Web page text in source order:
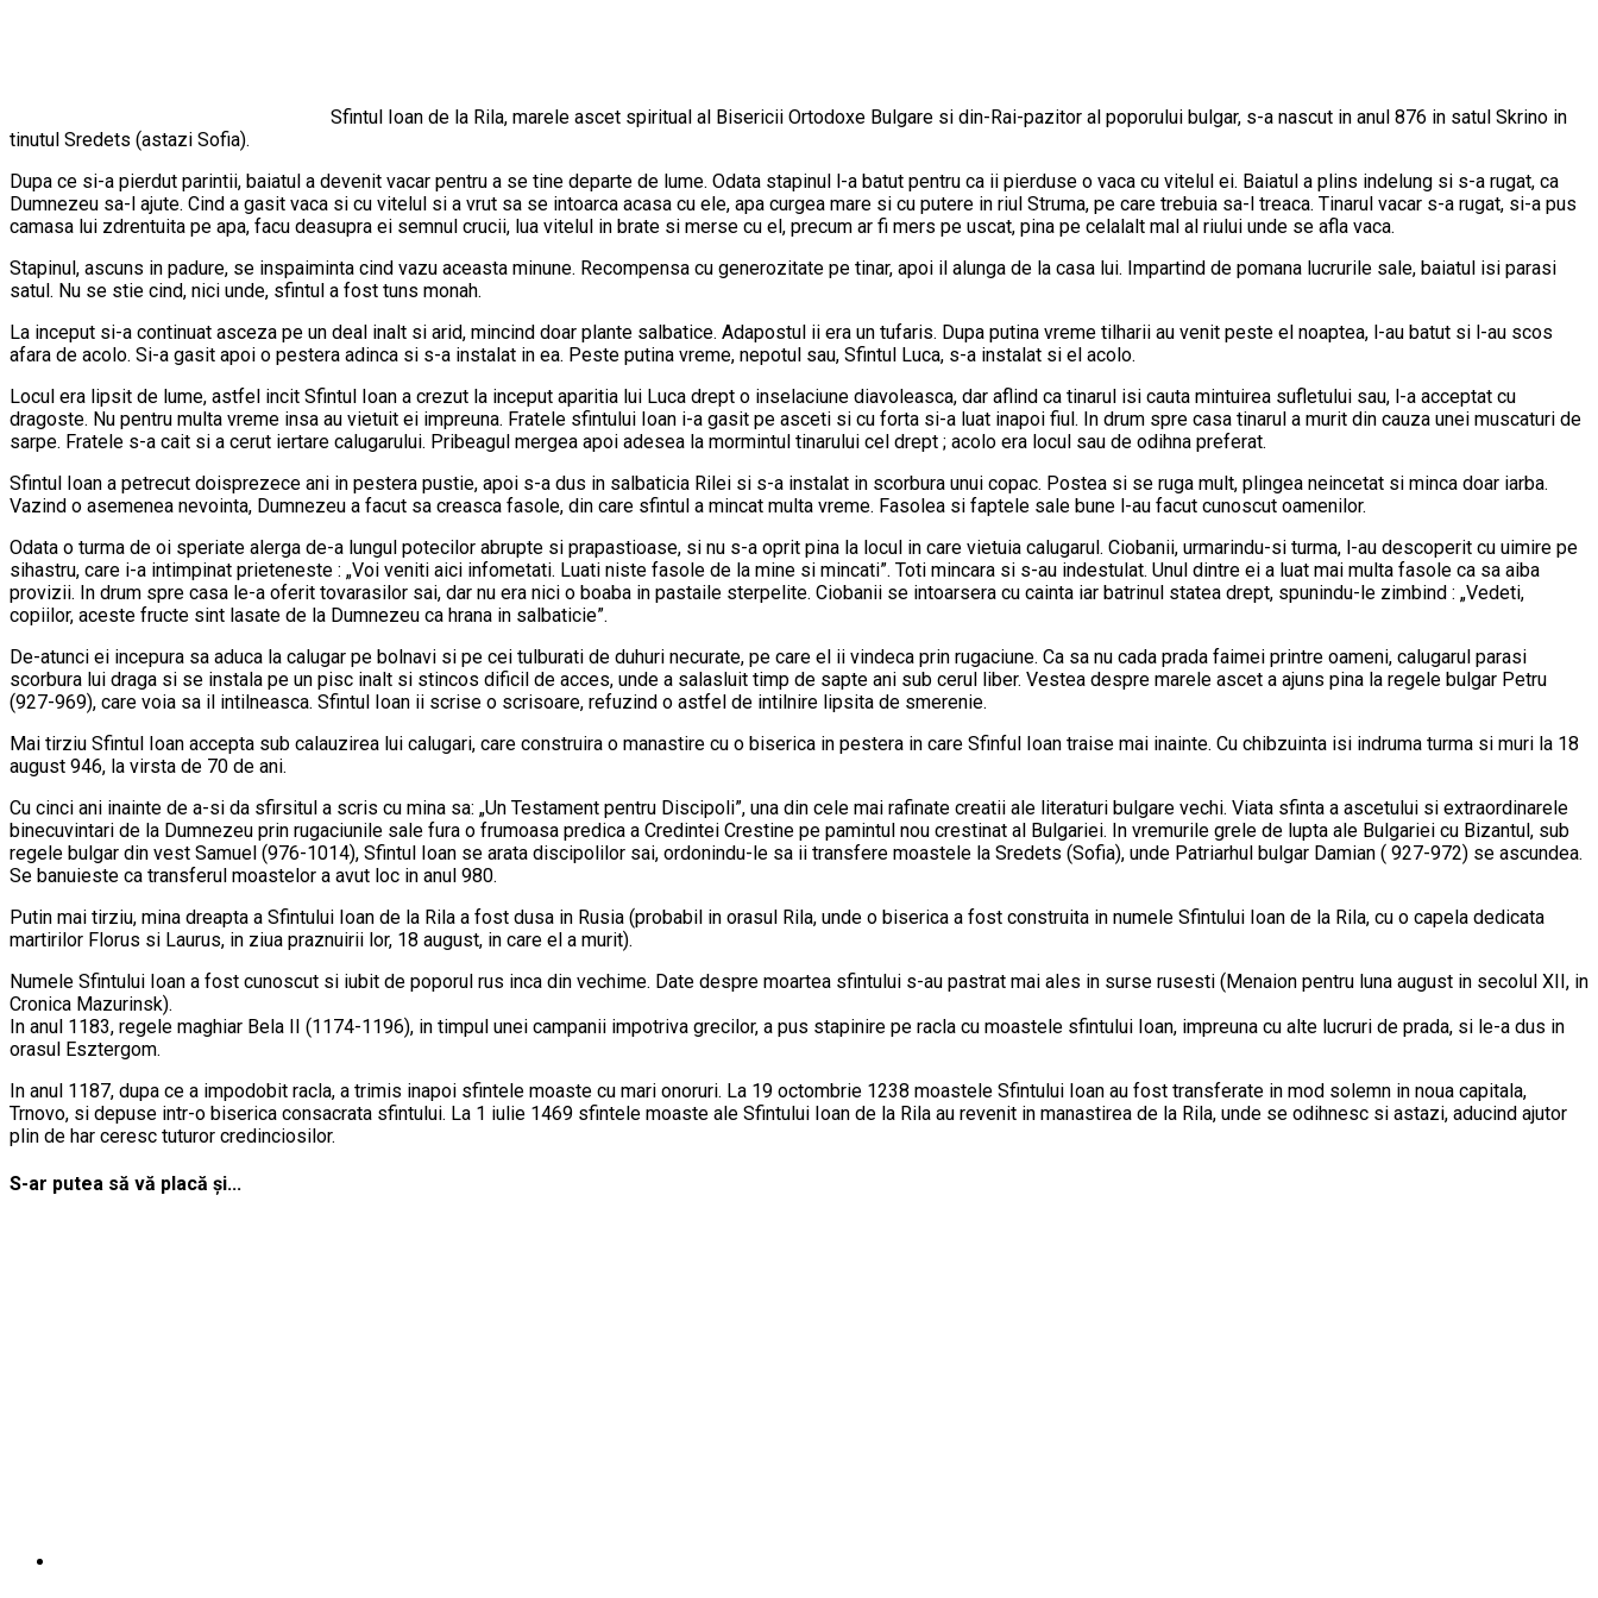
Sfintul Ioan de la Rila, marele ascet spiritual al Bisericii Ortodoxe Bulgare si din-Rai-pazitor al poporului bulgar, s-a nascut in anul 876 in satul Skrino in
tinutul Sredets (astazi Sofia).
Dupa ce si-a pierdut parintii, baiatul a devenit vacar pentru a se tine departe de lume. Odata stapinul l-a batut pentru ca ii pierduse o vaca cu vitelul ei. Baiatul a plins indelung si s-a rugat, ca
Dumnezeu sa-l ajute. Cind a gasit vaca si cu vitelul si a vrut sa se intoarca acasa cu ele, apa curgea mare si cu putere in riul Struma, pe care trebuia sa-l treaca. Tinarul vacar s-a rugat, si-a pus
camasa lui zdrentuita pe apa, facu deasupra ei semnul crucii, lua vitelul in brate si merse cu el, precum ar fi mers pe uscat, pina pe celalalt mal al riului unde se afla vaca.
Stapinul, ascuns in padure, se inspaiminta cind vazu aceasta minune. Recompensa cu generozitate pe tinar, apoi il alunga de la casa lui. Impartind de pomana lucrurile sale, baiatul isi parasi
satul. Nu se stie cind, nici unde, sfintul a fost tuns monah.
La inceput si-a continuat asceza pe un deal inalt si arid, mincind doar plante salbatice. Adapostul ii era un tufaris. Dupa putina vreme tilharii au venit peste el noaptea, l-au batut si l-au scos
afara de acolo. Si-a gasit apoi o pestera adinca si s-a instalat in ea. Peste putina vreme, nepotul sau, Sfintul Luca, s-a instalat si el acolo.
Locul era lipsit de lume, astfel incit Sfintul Ioan a crezut la inceput aparitia lui Luca drept o inselaciune diavoleasca, dar aflind ca tinarul isi cauta mintuirea sufletului sau, l-a acceptat cu
dragoste. Nu pentru multa vreme insa au vietuit ei impreuna. Fratele sfintului Ioan i-a gasit pe asceti si cu forta si-a luat inapoi fiul. In drum spre casa tinarul a murit din cauza unei muscaturi de
sarpe. Fratele s-a cait si a cerut iertare calugarului. Pribeagul mergea apoi adesea la mormintul tinarului cel drept ; acolo era locul sau de odihna preferat.
Sfintul Ioan a petrecut doisprezece ani in pestera pustie, apoi s-a dus in salbaticia Rilei si s-a instalat in scorbura unui copac. Postea si se ruga mult, plingea neincetat si minca doar iarba.
Vazind o asemenea nevointa, Dumnezeu a facut sa creasca fasole, din care sfintul a mincat multa vreme. Fasolea si faptele sale bune l-au facut cunoscut oamenilor.
Odata o turma de oi speriate alerga de-a lungul potecilor abrupte si prapastioase, si nu s-a oprit pina la locul in care vietuia calugarul. Ciobanii, urmarindu-si turma, l-au descoperit cu uimire pe
sihastru, care i-a intimpinat prieteneste : „Voi veniti aici infometati. Luati niste fasole de la mine si mincati”. Toti mincara si s-au indestulat. Unul dintre ei a luat mai multa fasole ca sa aiba
provizii. In drum spre casa le-a oferit tovarasilor sai, dar nu era nici o boaba in pastaile sterpelite. Ciobanii se intoarsera cu cainta iar batrinul statea drept, spunindu-le zimbind : „Vedeti,
copiilor, aceste fructe sint lasate de la Dumnezeu ca hrana in salbaticie”.
De-atunci ei incepura sa aduca la calugar pe bolnavi si pe cei tulburati de duhuri necurate, pe care el ii vindeca prin rugaciune. Ca sa nu cada prada faimei printre oameni, calugarul parasi
scorbura lui draga si se instala pe un pisc inalt si stincos dificil de acces, unde a salasluit timp de sapte ani sub cerul liber. Vestea despre marele ascet a ajuns pina la regele bulgar Petru
(927-969), care voia sa il intilneasca. Sfintul Ioan ii scrise o scrisoare, refuzind o astfel de intilnire lipsita de smerenie.
Mai tirziu Sfintul Ioan accepta sub calauzirea lui calugari, care construira o manastire cu o biserica in pestera in care Sfinful Ioan traise mai inainte. Cu chibzuinta isi indruma turma si muri la 18
august 946, la virsta de 70 de ani.
Cu cinci ani inainte de a-si da sfirsitul a scris cu mina sa: „Un Testament pentru Discipoli”, una din cele mai rafinate creatii ale literaturi bulgare vechi. Viata sfinta a ascetului si extraordinarele
binecuvintari de la Dumnezeu prin rugaciunile sale fura o frumoasa predica a Credintei Crestine pe pamintul nou crestinat al Bulgariei. In vremurile grele de lupta ale Bulgariei cu Bizantul, sub
regele bulgar din vest Samuel (976-1014), Sfintul Ioan se arata discipolilor sai, ordonindu-le sa ii transfere moastele la Sredets (Sofia), unde Patriarhul bulgar Damian ( 927-972) se ascundea.
Se banuieste ca transferul moastelor a avut loc in anul 980.
Putin mai tirziu, mina dreapta a Sfintului Ioan de la Rila a fost dusa in Rusia (probabil in orasul Rila, unde o biserica a fost construita in numele Sfintului Ioan de la Rila, cu o capela dedicata
martirilor Florus si Laurus, in ziua praznuirii lor, 18 august, in care el a murit).
Numele Sfintului Ioan a fost cunoscut si iubit de poporul rus inca din vechime. Date despre moartea sfintului s-au pastrat mai ales in surse rusesti (Menaion pentru luna august in secolul XII, in
Cronica Mazurinsk).
In anul 1183, regele maghiar Bela II (1174-1196), in timpul unei campanii impotriva grecilor, a pus stapinire pe racla cu moastele sfintului Ioan, impreuna cu alte lucruri de prada, si le-a dus in
orasul Esztergom.
In anul 1187, dupa ce a impodobit racla, a trimis inapoi sfintele moaste cu mari onoruri. La 19 octombrie 1238 moastele Sfintului Ioan au fost transferate in mod solemn in noua capitala,
Trnovo, si depuse intr-o biserica consacrata sfintului. La 1 iulie 1469 sfintele moaste ale Sfintului Ioan de la Rila au revenit in manastirea de la Rila, unde se odihnesc si astazi, aducind ajutor
plin de har ceresc tuturor credinciosilor.
S-ar putea să vă placă și...